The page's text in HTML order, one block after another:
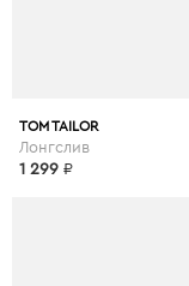
TOM TAILOR
Лонгслив
1 299 ₽